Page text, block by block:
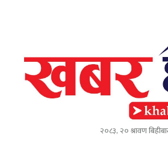
२०८३, २० श्रावण